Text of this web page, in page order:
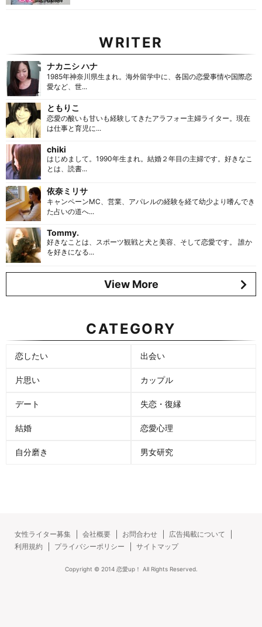
WRITER
ナカニシ ハナ
1985年神奈川県生まれ。海外留学中に、各国の恋愛事情や国際恋
愛など、世...
ともりこ
恋愛の酸いも甘いも経験してきたアラフォー主婦ライター。現在
は仕事と育児に...
chiki
はじめまして。1990年生まれ。結婚２年目の主婦です。好きなこ
とは、読書...
依奈ミリサ
キャンペーンMC、営業、アパレルの経験を経て幼少より嗜んでき
た占いの道へ...
Tommy.
好きなことは、スポーツ観戦と犬と美容、そして恋愛です。 誰か
を好きになる...
View More
CATEGORY
恋したい 出会い
片思い カップル
デート 失恋・復縁
結婚 恋愛心理
自分磨き 男女研究
女性ライター募集 会社概要 お問合わせ
広告掲載について
利用規約
プライバシーポリシー サイトマップ
Copyright © 2014 恋愛up！ All Rights Reserved.